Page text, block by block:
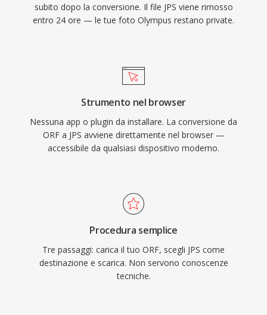
subito dopo la conversione. Il file JPS viene rimosso
entro 24 ore — le tue foto Olympus restano private.
Strumento nel browser
Nessuna app o plugin da installare. La conversione da
ORF a JPS avviene direttamente nel browser —
accessibile da qualsiasi dispositivo moderno.
Procedura semplice
Tre passaggi: carica il tuo ORF, scegli JPS come
destinazione e scarica. Non servono conoscenze
tecniche.